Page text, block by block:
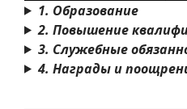
1. Образование
2. Повышение
3. Служебные
4. Награды и